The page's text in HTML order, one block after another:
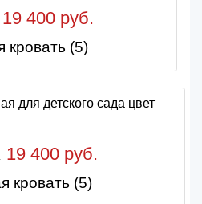
19 400 руб.
кровать (5)
19 400 руб.
кровать (5)